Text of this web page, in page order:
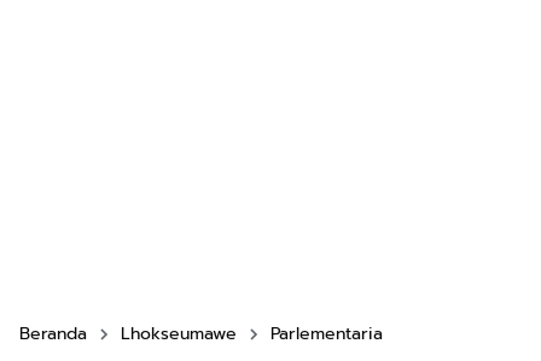
Beranda Lhokseumawe Parlementaria